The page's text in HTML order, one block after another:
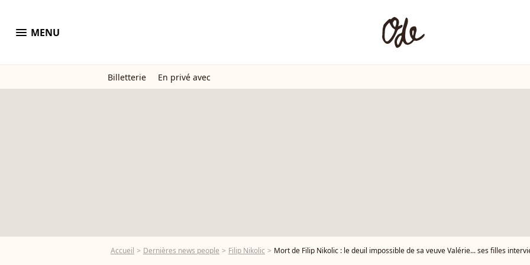
menu MENU
Billetterie En privé avec
Accueil Dernières news people Filip Nikolic Mort de Filip Nikolic : le deuil impossible de sa veuve Valérie... ses filles